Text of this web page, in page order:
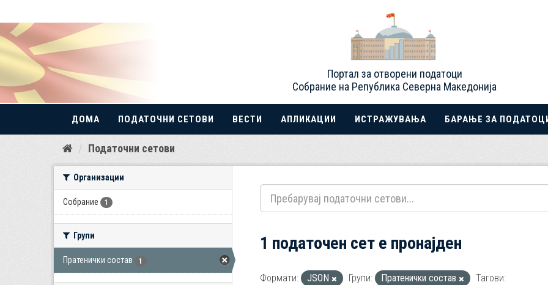
Прескокнете
Портал за отворени податоци
Собрание на Република Северна Македонија
ДОМА ПОДАТОЧНИ СЕТОВИ ВЕСТИ АПЛИКАЦИИ ИСТРАЖУВАЊА БАРАЊЕ ЗА
Податочни сетови
Организации
Собрание 1
Групи
Пратенички состав 1
1 податочен сет е пронајден
Формати: JSON Групи: Пратенички состав
Тагови: